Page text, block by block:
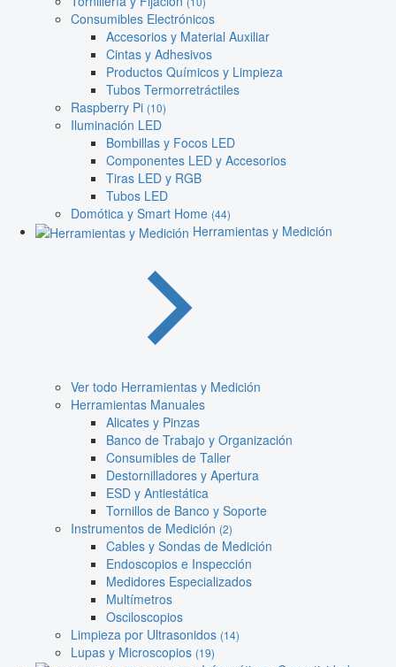
Consumibles Electrónicos
Accesorios y Material Auxiliar
Cintas y Adhesivos
Productos Químicos y Limpieza
Tubos Termorretráctiles
Raspberry Pi (10)
Iluminación LED
Bombillas y Focos LED
Componentes LED y Accesorios
Tiras LED y RGB
Tubos LED
Domótica y Smart Home (44)
Herramientas y Medición
Ver todo Herramientas y Medición
Herramientas Manuales
Alicates y Pinzas
Banco de Trabajo y Organización
Consumibles de Taller
Destornilladores y Apertura
ESD y Antiestática
Tornillos de Banco y Soporte
Instrumentos de Medición (2)
Cables y Sondas de Medición
Endoscopios e Inspección
Medidores Especializados
Multímetros
Osciloscopios
Limpieza por Ultrasonidos (14)
Lupas y Microscopios (19)